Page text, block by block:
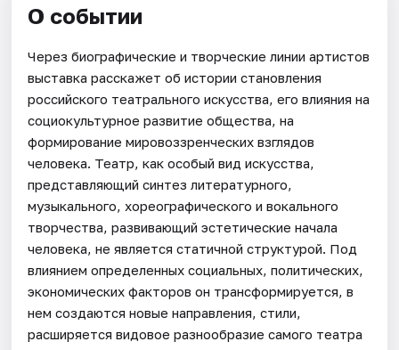
О событии
Через биографические и творческие линии артистов
выставка расскажет об истории становления
российского театрального искусства, его влияния на
социокультурное развитие общества, на
формирование мировоззренческих взглядов
человека. Театр, как особый вид искусства,
представляющий синтез литературного,
музыкального, хореографического и вокального
творчества, развивающий эстетические начала
человека, не является статичной структурой. Под
влиянием определенных социальных, политических,
экономических факторов он трансформируется, в
нем создаются новые направления, стили,
расширяется видовое разнообразие самого театра